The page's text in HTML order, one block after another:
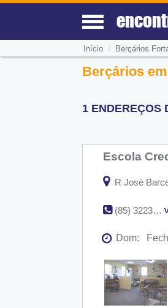
Início / Berçários
Berçários
1 ENDEREÇOS
Escola
R José
(85) 3223-7383
Dom:
Seg:
09:00
Ter:
09:00
Qua:
09:00
Qui:
09:00
09:00